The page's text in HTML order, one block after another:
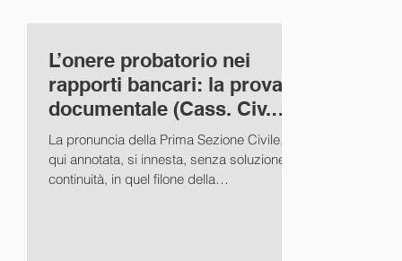
L’onere probatorio nei
rapporti bancari: la prova
documentale (Cass. Civ.
Sez. I sent. 28/11/2018 n.
La pronuncia della Prima Sezione Civile,
qui annotata, si innesta, senza soluzione di
continuità, in quel filone della